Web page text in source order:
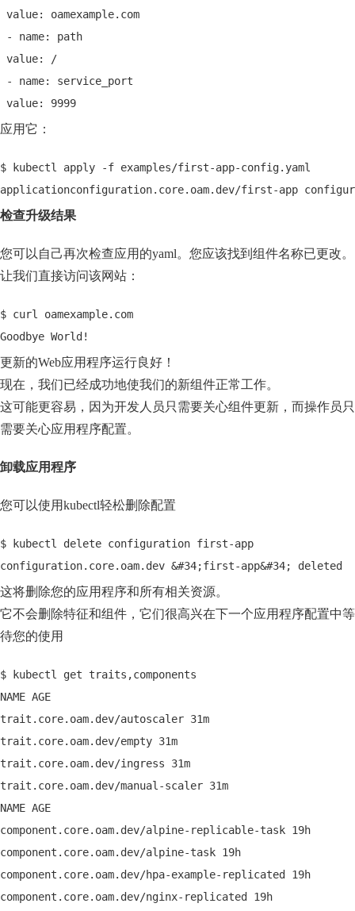
value: oamexample.com
- name: path
value: /
- name: service_port
value: 9999
应用它：
$ kubectl apply -f examples/first-app-config.yaml
applicationconfiguration.core.oam.dev/first-app
检查升级结果
您可以自己再次检查应用的yaml。您应该找到组件名称已更改。
让我们直接访问该网站：
$ curl oamexample.com
Goodbye World!
更新的Web应用程序运行良好！
现在，我们已经成功地使我们的新组件正常工作。
这可能更容易，因为开发人员只需要关心组件更新，而操作员只
需要关心应用程序配置。
卸载应用程序
您可以使用kubectl轻松删除配置
$ kubectl delete configuration first-app
configuration.core.oam.dev &#34;first-app&#34; deleted
这将删除您的应用程序和所有相关资源。
它不会删除特征和组件，它们很高兴在下一个应用程序配置中等
待您的使用
$ kubectl get traits,components
NAME AGE
trait.core.oam.dev/autoscaler 31m
trait.core.oam.dev/empty 31m
trait.core.oam.dev/ingress 31m
trait.core.oam.dev/manual-scaler 31m
NAME AGE
component.core.oam.dev/alpine-replicable-task 19h
component.core.oam.dev/alpine-task 19h
component.core.oam.dev/hpa-example-replicated 19h
component.core.oam.dev/nginx-replicated 19h